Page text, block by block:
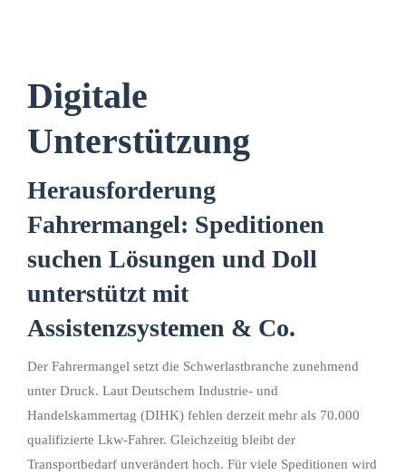
Digitale
Unterstützung
Herausforderung
Fahrermangel: Speditionen
suchen Lösungen und Doll
unterstützt mit
Assistenzsystemen & Co.
Der Fahrermangel setzt die Schwerlastbranche zunehmend
unter Druck. Laut Deutschem Industrie- und
Handelskammertag (DIHK) fehlen derzeit mehr als 70.000
qualifizierte Lkw-Fahrer. Gleichzeitig bleibt der
Transportbedarf unverändert hoch. Für viele Speditionen wird